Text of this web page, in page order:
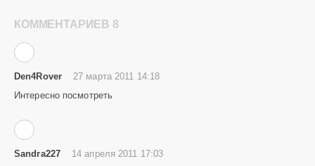
КОММЕНТАРИЕВ 8
Den4Rover
27 марта 2011 14:18
Интересно посмотреть
Sandra227
14 апреля 2011 17:03